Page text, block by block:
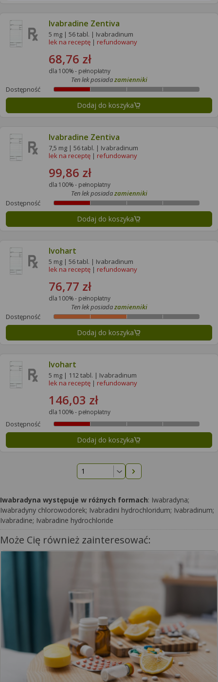
Ivabradine Zentiva
5 mg | 56 tabl. | Ivabradinum
lek na receptę | refundowany
68,76 zł
dla 100% - pełnopłatny
Dostępność
Ten lek posiadazamienniki
Dodaj do koszyka
Ivabradine Zentiva
7,5 mg | 56 tabl. | Ivabradinum
lek na receptę | refundowany
99,86 zł
dla 100% - pełnopłatny
Dostępność
Ten lek posiadazamienniki
Dodaj do koszyka
Ivohart
5 mg | 56 tabl. | Ivabradinum
lek na receptę | refundowany
76,77 zł
dla 100% - pełnopłatny
Dostępność
Ten lek posiadazamienniki
Dodaj do koszyka
Ivohart
5 mg | 112 tabl. | Ivabradinum
lek na receptę | refundowany
146,03 zł
dla 100% - pełnopłatny
Dostępność
Dodaj do koszyka
Następna strona
Iwabradyna występuje w różnych formach: Iwabradyna;
Iwabradyny chlorowodorek; Ivabradini hydrochloridum; Ivabradinum;
Ivabradine; Ivabradine hydrochloride
Może Cię również zainteresować: